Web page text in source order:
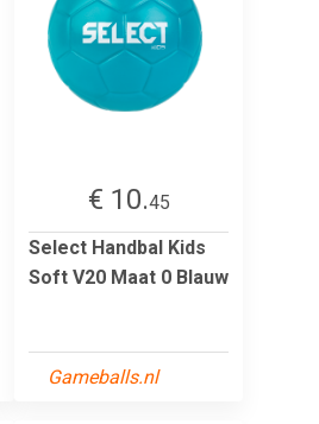
€ 10.45
Select Handbal Kids
Soft V20 Maat 0 Blauw
Gameballs.nl